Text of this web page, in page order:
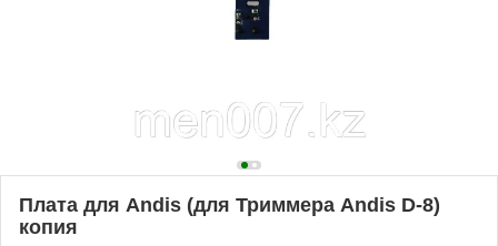
Плата для Andis (для Триммера Andis D-8)
копия